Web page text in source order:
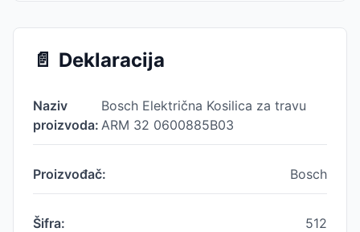
📄 Deklaracija
Naziv
proizvoda:
Bosch Električna Kosilica za travu
ARM 32 0600885B03
Proizvođač: Bosch
Šifra: 512